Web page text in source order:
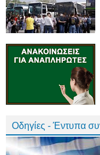
Οδηγίες - Έντυπα